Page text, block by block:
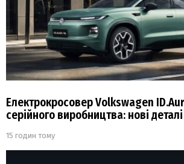
Електрокросовер Volkswagen
серійного виробництва: нові деталі
15 годин тому